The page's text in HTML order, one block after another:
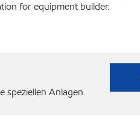
for equipment builder.
speziellen Anlagen.